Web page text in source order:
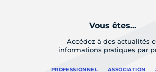
Vous êtes...
Accédez à des actualités
informations pratiques par
PROFESSIONNEL ASSOCIATION